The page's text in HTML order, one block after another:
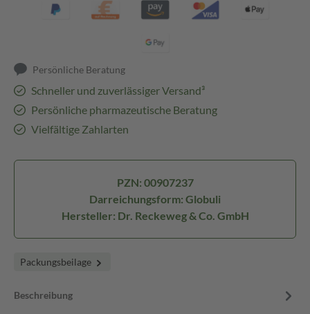
Persönliche Beratung
Schneller und zuverlässiger Versand³
Persönliche pharmazeutische Beratung
Vielfältige Zahlarten
PZN: 00907237
Darreichungsform: Globuli
Hersteller: Dr. Reckeweg & Co. GmbH
Packungsbeilage
Beschreibung